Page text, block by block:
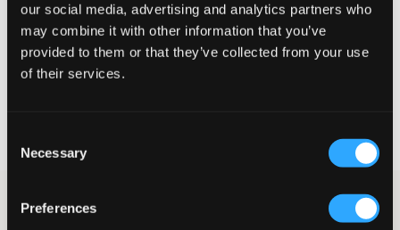
our social media, advertising and analytics partners who
may combine it with other information that you’ve
provided to them or that they’ve collected from your use
of their services.
Selection
Necessary
Preferences
WÄHLEN SIE EINE GRÖSSE
Widerrufsrecht
Trucker Cap von Sand & Camel in Weiß und Blau. Botschaft
vorne auf einem Patch. Das Markenlogo ist hinten auf der Cap